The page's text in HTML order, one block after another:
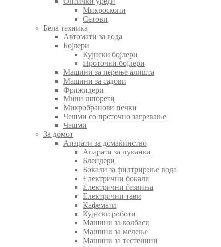
Микроскопи
Сетови
Бела техника
Автомати за вода
Бојлери
Кујнски бојлери
Проточни бојлери
Машини за перење алишта
Машини за садови
Фрижидери
Мини шпорети
Микробранови печки
Чешми со проточно загревање
Чешми
За домот
Апарати за домаќинство
Апарати за пуканки
Блендери
Бокали за филтрирање вода
Електрични бокали
Електрични ѓезвиња
Електрични тави
Кафемати
Кујнски роботи
Машини за колбаси
Машини за мелење
Машини за тестенини